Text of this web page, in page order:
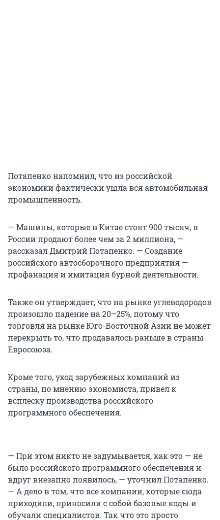
Потапенко напомнил, что из российской
экономики фактически ушла вся автомобильная
промышленность.
— Машины, которые в Китае стоят 900 тысяч, в
России продают более чем за 2 миллиона, —
рассказал Дмитрий Потапенко. — Создание
российского автосборочного предприятия —
профанация и имитация бурной деятельности.
Также он утверждает, что на рынке углеводородов
произошло падение на 20–25%, потому что
торговля на рынке Юго-Восточной Азии не может
перекрыть то, что продавалось раньше в страны
Евросоюза.
Кроме того, уход зарубежных компаний из
страны, по мнению экономиста, привел к
всплеску производства российского
программного обеспечения.
— При этом никто не задумывается, как это — не
было российского программного обеспечения и
вдруг внезапно появилось, — уточнил Потапенко.
— А дело в том, что все компании, которые сюда
приходили, приносили с собой базовые коды и
обучали специалистов. Так что это просто